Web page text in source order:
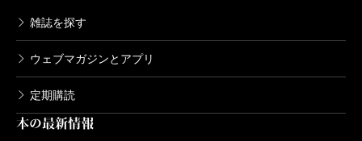
雑誌を探す
ウェブマガジンとアプリ
定期購読
本の最新情報